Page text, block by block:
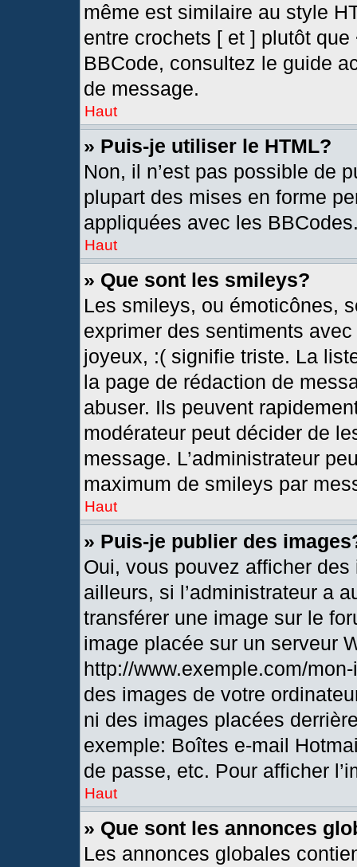
même est similaire au style
entre crochets [ et ] plutôt
BBCode, consultez le guide
de message.
Haut
» Puis-je utiliser le HTML?
Non, il n’est pas possible de
plupart des mises en forme
appliquées avec les
Haut
» Que sont les smileys?
Les smileys, ou émoticônes,
exprimer des sentiments
joyeux, :( signifie triste. La
la page de rédaction de
abuser. Ils peuvent
modérateur peut décider de
message. L’administrateur
maximum de smileys par
Haut
» Puis-je publier des
Oui, vous pouvez afficher
ailleurs, si l’administrateur a
transférer une image sur le
image placée sur un serveur
http://www.exemple.com/
des images de votre
ni des images placées
exemple: Boîtes e-mail
de passe, etc. Pour afficher
Haut
» Que sont les annonces
Les annonces globales